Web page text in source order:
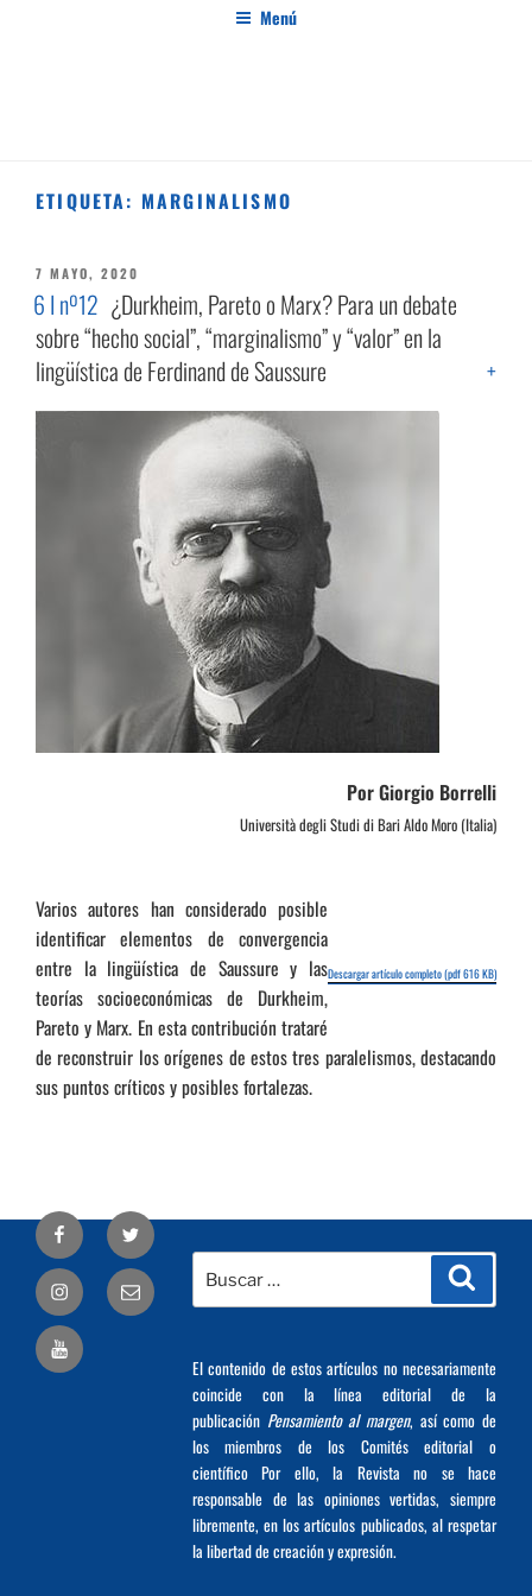
Menú
ETIQUETA: MARGINALISMO
PUBLICADO
EL
7 MAYO, 2020
6 I nº12 ¿Durkheim, Pareto o Marx? Para un debate
sobre “hecho social”, “marginalismo” y “valor” en la
lingüística de Ferdinand de Saussure
+
Por Giorgio Borrelli
Università degli Studi di Bari Aldo Moro (Italia)
Descargar artículo completo (pdf 616 KB)
Varios autores han considerado posible
identificar elementos de convergencia
entre la lingüística de Saussure y las
teorías socioeconómicas de Durkheim,
Pareto y Marx. En esta contribución trataré
de reconstruir los orígenes de estos tres paralelismos, destacando
sus puntos críticos y posibles fortalezas.
por:
El contenido de estos artículos no necesariamente
coincide con la línea editorial de la
publicación Pensamiento al margen, así como de
los miembros de los Comités editorial o
científico Por ello, la Revista no se hace
responsable de las opiniones vertidas, siempre
libremente, en los artículos publicados, al respetar
la libertad de creación y expresión.
Facebook Twitter
Correo
electrónico